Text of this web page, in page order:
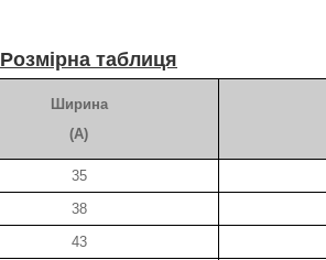
Розмірна таблиця
Ширина
(A)
35
38
43